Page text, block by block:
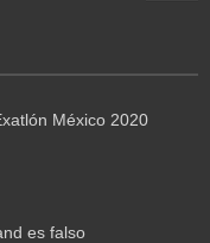
México 2020
es falso